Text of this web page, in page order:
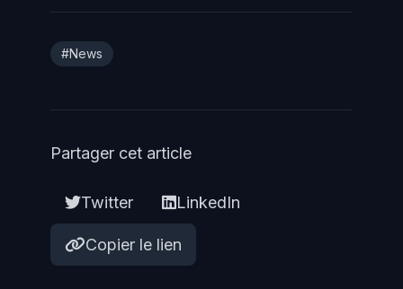
#News
Partager cet article
Twitter LinkedIn
Copier le lien